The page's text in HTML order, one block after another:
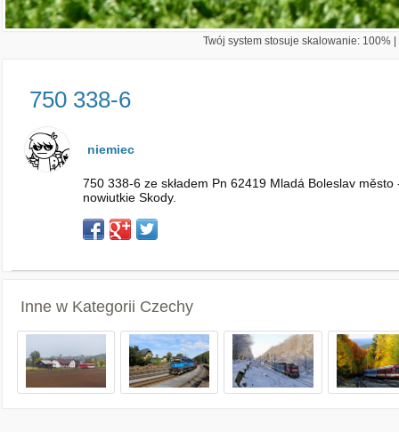
Twój system stosuje skalowanie: 100%
750 338-6
niemiec
750 338-6 ze składem Pn 62419 Mladá Boleslav
nowiutkie Skody.
Inne w Kategorii Czechy